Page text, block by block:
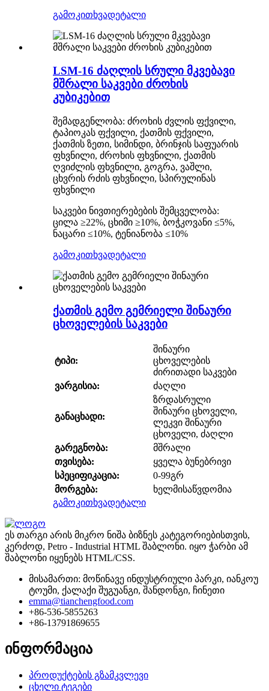
გამოკითხვადეტალი
LSM-16 ძაღლის სრული მკვებავი
მშრალი საკვები ძროხის
კუბიკებით
შემადგენლობა: ძროხის ძვლის ფქვილი,
ტაპიოკას ფქვილი, ქათმის ფქვილი,
ქათმის ზეთი, სიმინდი, ბრინჯის საფუარის
ფხვნილი, ძროხის ფხვნილი, ქათმის
ღვიძლის ფხვნილი, გოგრა, ვაშლი,
ცხვრის რძის ფხვნილი, სპირულინას
ფხვნილი
საკვები ნივთიერებების შემცველობა:
ცილა ≥22%, ცხიმი ≥10%, ბოჭკოვანი ≤5%,
ნაცარი ≤10%, ტენიანობა ≤10%
გამოკითხვადეტალი
ქათმის გემო გემრიელი შინაური
ცხოველების საკვები
ტიპი:
შინაური
ცხოველების
ძირითადი საკვები
ვარგისია:
ძაღლი
განაცხადი:
ზრდასრული
შინაური ცხოველი,
ლეკვი შინაური
ცხოველი, ძაღლი
გარეგნობა:
მშრალი
თვისება:
ყველა ბუნებრივი
სპეციფიკაცია:
0-99გრ
მორგება:
ხელმისაწვდომია
გამოკითხვადეტალი
ეს თარგი არის მიკრო ნიშა ბიზნეს კატეგორიებისთვის,
კერძოდ, Petro - Industrial HTML შაბლონი. იყო ჭარბი ამ
შაბლონი იყენებს HTML/CSS.
მისამართი: მოწინავე ინდუსტრიული პარკი, იანკოუ
ტოუმი, ქალაქი შუგუანგი, შანდონგი, ჩინეთი
emma@tianchengfood.com
+86-536-5855263
+86-13791869655
ინფორმაცია
პროდუქტების გზამკვლევი
ცხელი ტეგები